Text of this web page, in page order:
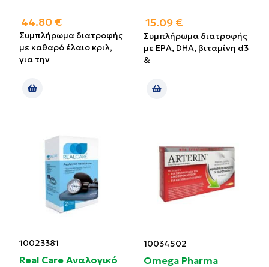
44.80 €
Συμπλήρωμα διατροφής
με καθαρό έλαιο κριλ,
για την
15.09 €
Συμπλήρωμα διατροφής
με EPA, DHA, βιταμίνη d3
&
10023381
Real Care Αναλογικό
10034502
Omega Pharma